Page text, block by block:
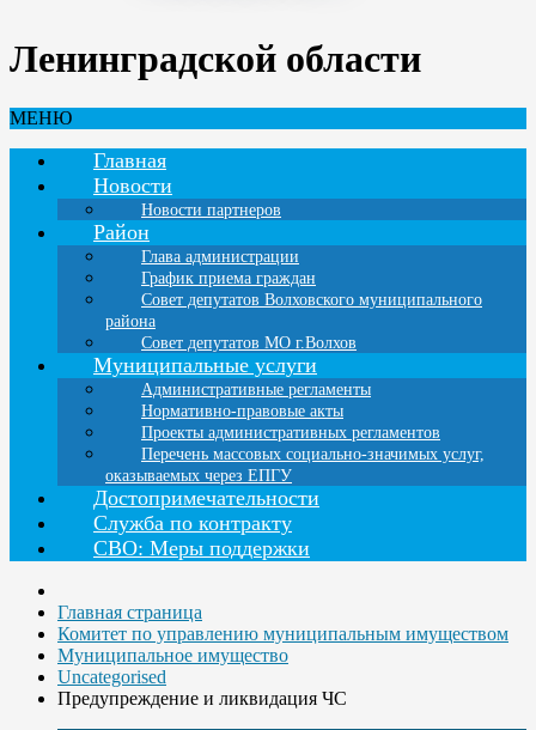
Ленинградской области
МЕНЮ
Главная
Новости
Новости партнеров
Район
Глава администрации
График приема граждан
Совет депутатов Волховского муниципального
района
Совет депутатов МО г.Волхов
Муниципальные услуги
Административные регламенты
Нормативно-правовые акты
Проекты административных регламентов
Перечень массовых социально-значимых услуг,
оказываемых через ЕПГУ
Достопримечательности
Служба по контракту
СВО: Меры поддержки
Главная страница
Комитет по управлению муниципальным имуществом
Муниципальное имущество
Uncategorised
Предупреждение и ликвидация ЧС